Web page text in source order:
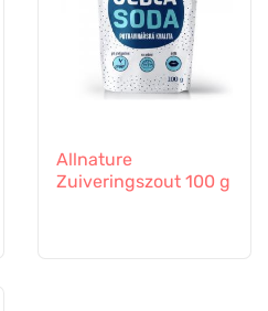
Allnature
Zuiveringszout 100 g